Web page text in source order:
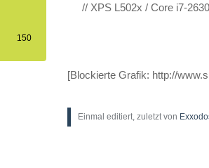
150
// XPS L502x / Core i7-
[Blockierte Grafik: http://
Einmal editiert, zuletzt von